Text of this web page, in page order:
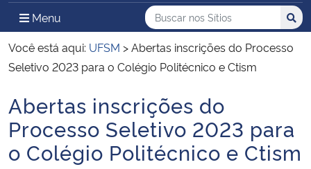
Ministério da Defesa
Ministério das Relações Exteriores
Ministério da Infraestrutura
Ministério da Agricultura, Pecuária e Abastecimento
Menu Menu Principal do Sítio
Busca
Buscar no nos Sítios
Busca:
Você está aqui: UFSM >Abertas inscrições do Processo
Seletivo 2023 para o Colégio Politécnico e Ctism
Início do conteúdo
Abertas inscrições do
Processo Seletivo 2023 para
o Colégio Politécnico e Ctism